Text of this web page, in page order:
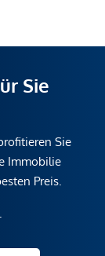
Sie
Sie
Immobilie
Preis.